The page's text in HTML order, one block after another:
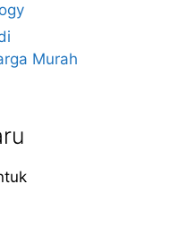
Murah